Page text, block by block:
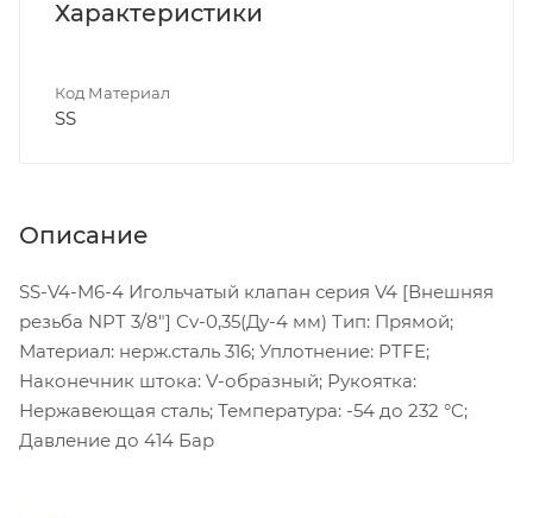
Характеристики
Код Материал
SS
Описание
SS-V4-M6-4 Игольчатый клапан серия V4 [Внешняя
резьба NPT 3/8"] Cv-0,35(Ду-4 мм) Тип: Прямой;
Материал: нерж.сталь 316; Уплотнение: PTFE;
Наконечник штока: V-образный; Рукоятка:
Нержавеющая сталь; Температура: -54 до 232 °C;
Давление до 414 Бар